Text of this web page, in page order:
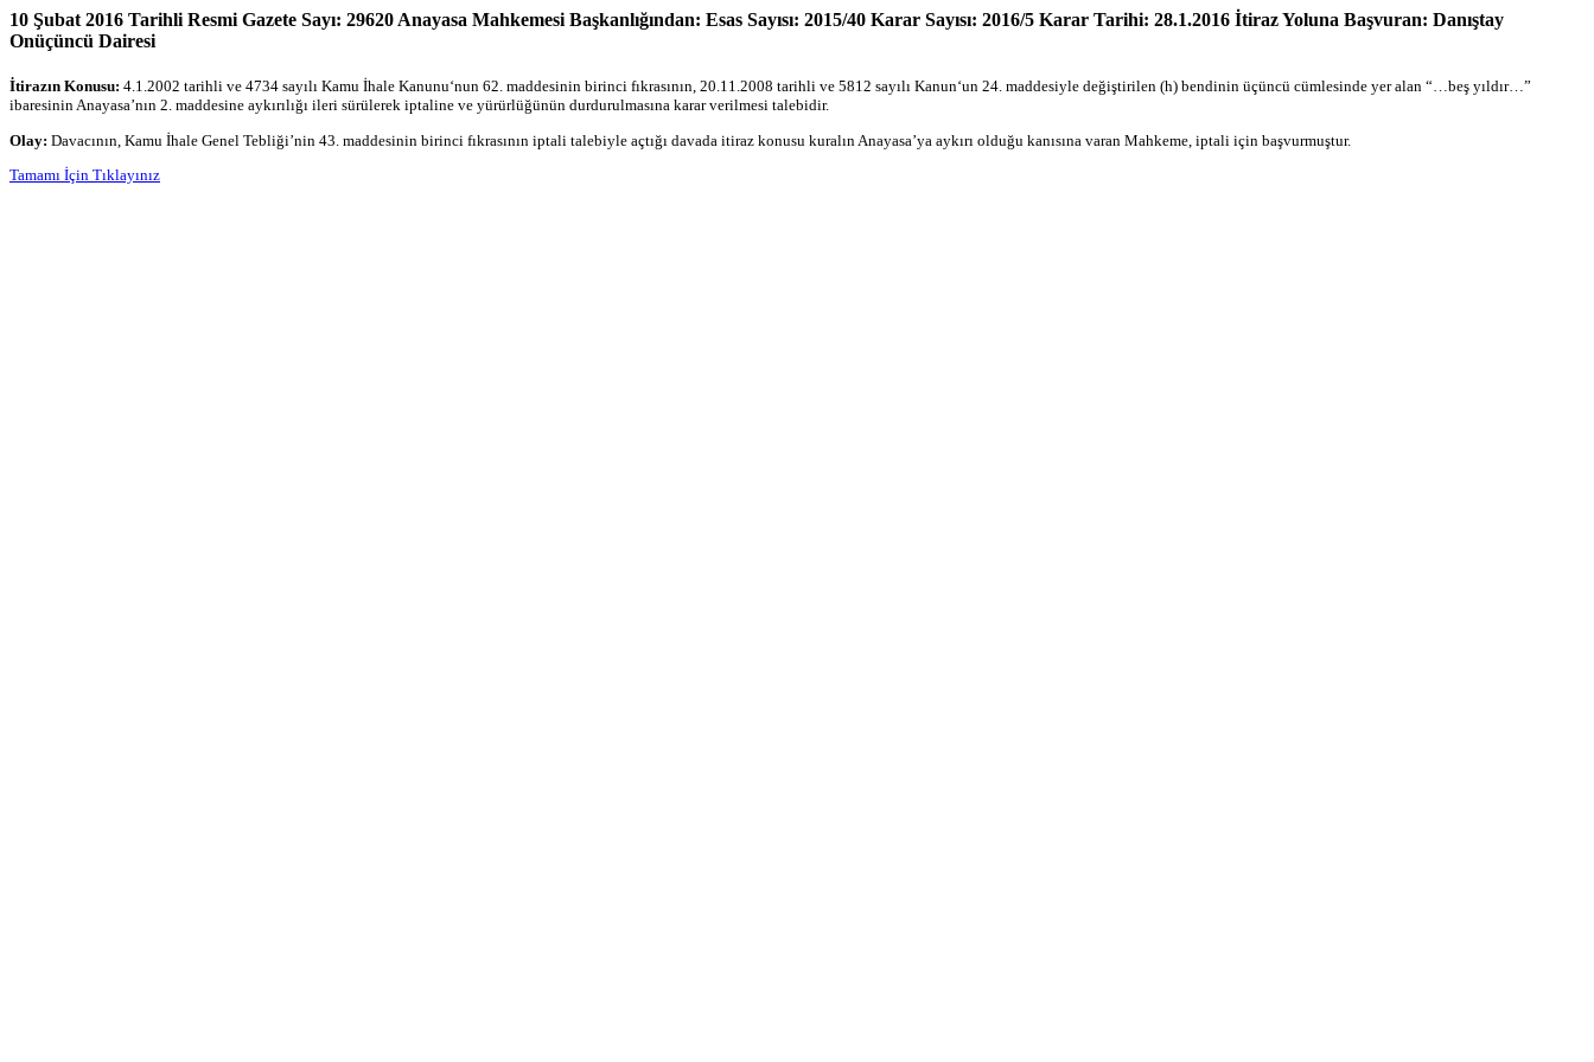
10 Şubat 2016 Tarihli Resmi Gazete Sayı: 29620 Anayasa Mahkemesi Başkanlığından: Esas Sayısı: 2015/40 Karar Sayısı: 2016/5 Karar Tarihi: 28.1.2016 İtiraz Yoluna Başvuran: Danıştay
Onüçüncü Dairesi
İtirazın Konusu: 4.1.2002 tarihli ve 4734 sayılı Kamu İhale Kanunu‘nun 62. maddesinin birinci fıkrasının, 20.11.2008 tarihli ve 5812 sayılı Kanun‘un 24. maddesiyle değiştirilen (h) bendinin üçüncü cümlesinde yer alan “…beş yıldır…”
ibaresinin Anayasa’nın 2. maddesine aykırılığı ileri sürülerek iptaline ve yürürlüğünün durdurulmasına karar verilmesi talebidir.
Olay: Davacının, Kamu İhale Genel Tebliği’nin 43. maddesinin birinci fıkrasının iptali talebiyle açtığı davada itiraz konusu kuralın Anayasa’ya aykırı olduğu kanısına varan Mahkeme, iptali için başvurmuştur.
Tamamı İçin Tıklayınız